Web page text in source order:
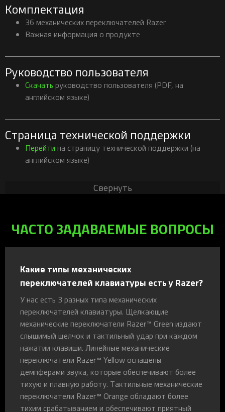
Комплектация
36 механических переключателей Razer
Важная информация о продукте
Руководство пользователя
Скачать руководство пользователя (PDF, на
английском языке)
Страница технической поддержки
Перейти на страницу технической поддержки (на
английском языке)
Свернуть
ЧАСТО ЗАДАВАЕМЫЕ ВОПРОСЫ
Какие типы механических
переключателей клавиатуры есть у Razer?
У нас есть 3 разных типа механических
переключателей клавиатуры. Щелкающие
механические переключатели Razer™ Green издают
слышимый щелчок и тактильный удар при каждом
нажатии клавиши. Линейные механические
переключатели Razer™ Yellow оснащены
демпферами звука, которые обеспечивают более
тихую и плавную работу. Тактильные механические
переключатели Razer™ Orange обладают более
тихим срабатыванием и обеспечивают приятный